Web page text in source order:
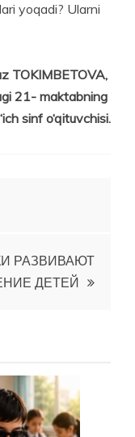
yoqadi? Ularni
TOKIMBETOVA,
21- maktabning
sinf o‘qituvchisi.
РАЗВИВАЮТ
ДЕТЕЙ